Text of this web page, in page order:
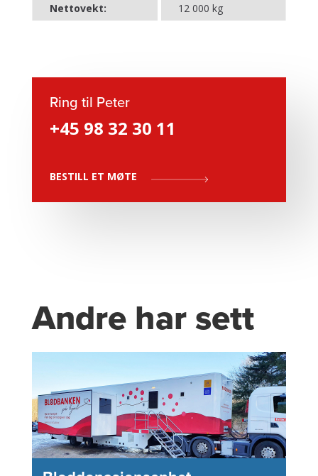
Nettovekt: 12 000 kg
Ring til Peter
+45 98 32 30 11
BESTILL ET MØTE
Andre har sett